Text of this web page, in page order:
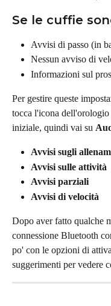
Se le cuffie
Avvisi di passo (in
Nessun avviso di
Informazioni sul
Per gestire queste
tocca l'icona dell'orologio
iniziale, quindi vai su
Avvisi sugli
Avvisi sulle attività
Avvisi parziali
Avvisi di velocità
Dopo aver fatto qualche
connessione Bluetooth
po' con le opzioni di
suggerimenti per vedere